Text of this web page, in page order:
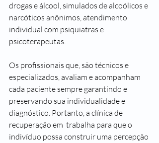
drogas e álcool, simulados de alcoólicos e
narcóticos anônimos, atendimento
individual com psiquiatras e
psicoterapeutas.
Os profissionais que, são técnicos e
especializados, avaliam e acompanham
cada paciente sempre garantindo e
preservando sua individualidade e
diagnóstico. Portanto, a clínica de
recuperação em  trabalha para que o
indivíduo possa construir uma percepção